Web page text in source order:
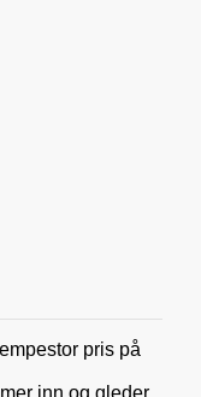
pris på
inn og gleder